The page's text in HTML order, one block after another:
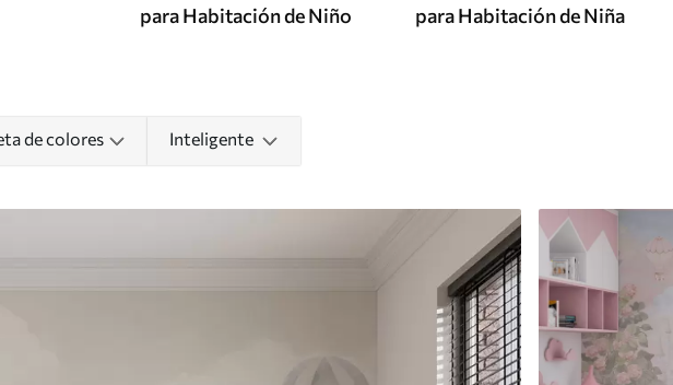
para Habitación de Niño para Habitación de Niña
de colores Inteligente